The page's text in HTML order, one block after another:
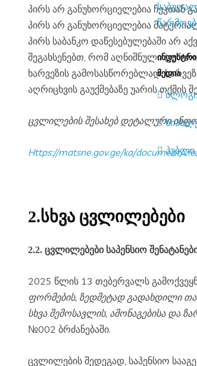
საბუღალტრო ჩანაწერების
ᲛᲔᲓᲘᲐ
პირს არ განუხორციელებია ჩეკთან
პირს არ განუხორციელებია
პირს საბანკო დაწესებულებაში არ
შეგახსენებთ, რომ აღნიშნული (კერძოდ, „ბ“-„დ“) ქვეპუნქტებით გათვალისწინებულ შემთხვევაში, გადასახადის გადამხდელს მიეცემა არანაკლებ 15 დღე არსებული
ხარვეზის გამოსასწორებლად.
აღრიცხვის გაუქმებაზე უარის თქმის
ცვლილების შესახებ დეტალური
https://matsne.gov.ge/ka/document/
2.სხვა ცვლილებები
2.2. ცვლილებები საპენსიო
2025 წლის 13 თებერვალს
ფორმების, ზედმეტად გადახდილი
სხვა შემოსავლის, ამონაგებისა და
№002 ბრძანებაში.
ცვლილების შედეგად, საპენსიო